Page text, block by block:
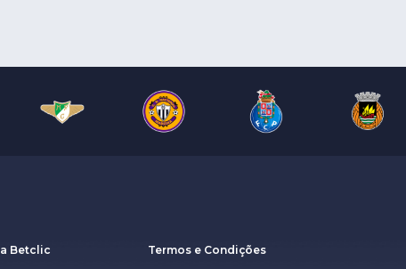
Betclic Termos e Condições